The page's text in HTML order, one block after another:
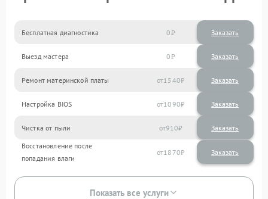
Бесплатная диагностика 0 Заказать
Выезд мастера 0 Заказать
Ремонт материнской платы 1540
Настройка BIOS 1090
Чистка от пыли 910
Восстановление после
попадания влаги
1870
Показать все услуги